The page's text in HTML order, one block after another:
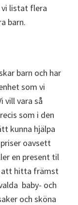
vi listat flera
barn.
barn och har
som vi
vill vara så
som i den
kunna hjälpa
oavsett
en present til
att hitta främst
baby- och
och sköna